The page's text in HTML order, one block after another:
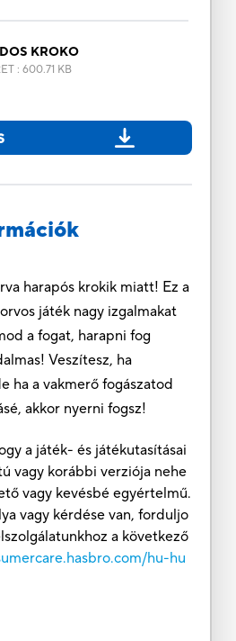
KROKO
: 600.71 KB
harapós krokik miatt! Ez a
játék nagy izgalmakat
a fogat, harapni fog
Veszítesz, ha
ha a vakmerő fogászatod
akkor nyerni fogsz!
a játék- és játékutasításai
vagy korábbi verziója nehe
vagy kevésbé egyértelmű.
vagy kérdése van, forduljo
a következő
hu-hu